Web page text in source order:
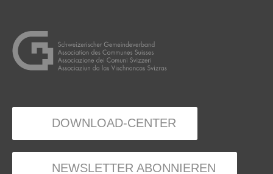
DOWNLOAD-CENTER
NEWSLETTER ABONNIEREN